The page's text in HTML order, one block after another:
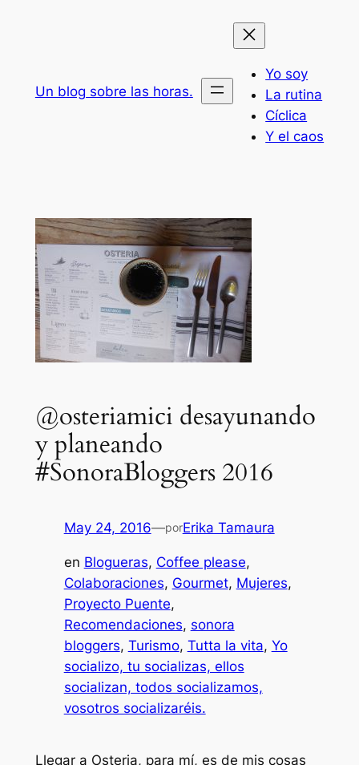
Un blog sobre las horas.
Yo soy
La rutina
Cíclica
Y el caos
@osteriamici desayunando
y planeando
#SonoraBloggers 2016
May 24, 2016—porErika Tamaura
en Blogueras, Coffee please
Colaboraciones, Gourmet, Mujeres
Proyecto Puente
Recomendaciones, sonora
bloggers, Turismo, Tutta la vita, Yo
socializo, tu socializas, ellos
socializan, todos socializamos,
vosotros socializaréis.
Llegar a Osteria, para mí, es de mis cosas